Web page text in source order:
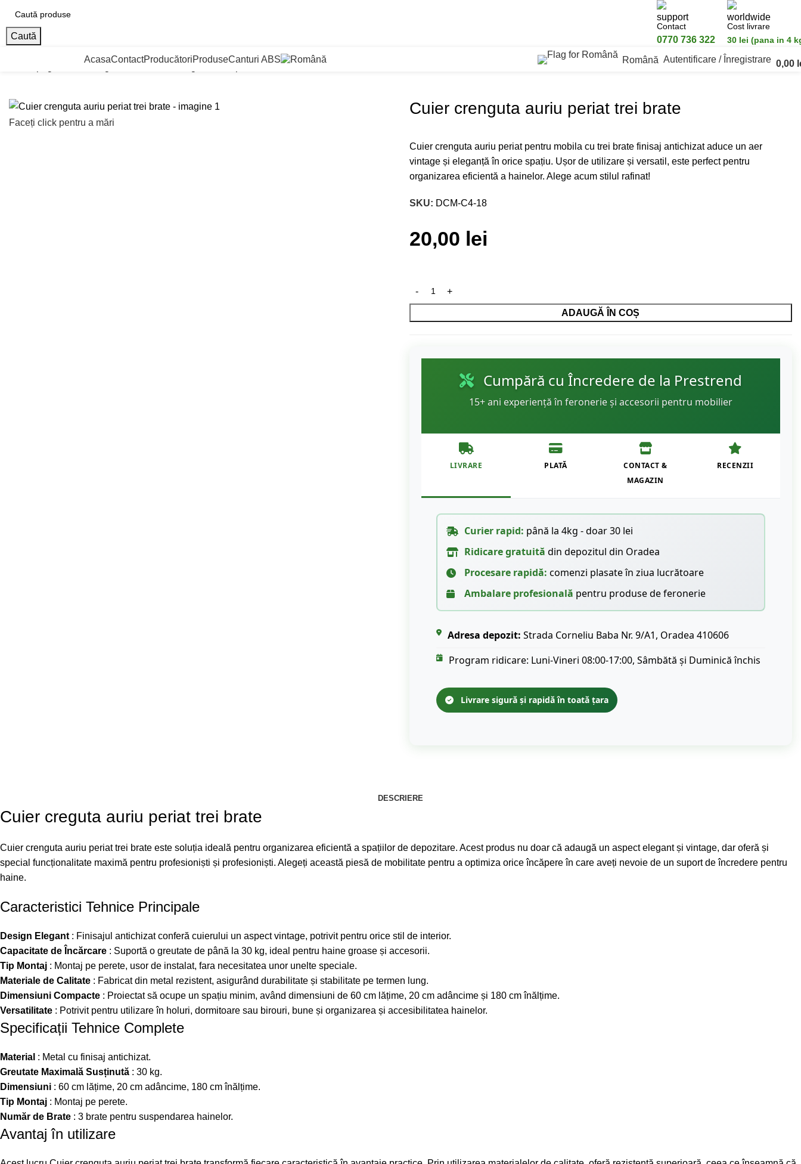
Caută
Contact
0770 736 322
Cost livrare
30 lei (pana in 4
AcasaContactProducătoriProduseCanturi ABS Română Autentificare / Înregistrare 0,00
Faceți click pentru a mări
Cuier crenguta auriu periat trei brate
Cuier crenguta auriu periat pentru mobila cu trei brate finisaj antichizat aduce un aer
vintage și eleganță în orice spațiu. Ușor de utilizare și versatil, este perfect pentru
organizarea eficientă a hainelor. Alege acum stilul rafinat!
SKU: DCM-C4-18
20,00 lei
ADAUGĂ ÎN COȘ
Cumpără cu Încredere de la Prestrend
15+ ani experiență în feronerie și accesorii pentru mobilier
LIVRARE PLATĂ
CONTACT &
MAGAZIN
RECENZII
Curier rapid: până la 4kg - doar 30 lei
Ridicare gratuită din depozitul din Oradea
Procesare rapidă: comenzi plasate în ziua lucrătoare
Ambalare profesională pentru produse de feronerie
Adresa depozit: Strada Corneliu Baba Nr. 9/A1, Oradea 410606
Program ridicare: Luni-Vineri 08:00-17:00, Sâmbătă și Duminică închis
Livrare sigură și rapidă în toată țara
DESCRIERE
Cuier creguta auriu periat trei brate
Cuier crenguta auriu periat trei brate este soluția ideală pentru organizarea eficientă a spațiilor de depozitare. Acest produs nu doar că adaugă un aspect elegant și vintage, dar oferă și
special funcționalitate maximă pentru profesioniști și profesioniști. Alegeți această piesă de mobilitate pentru a optimiza orice încăpere în care aveți nevoie de un suport de încredere pentru
haine.
Caracteristici Tehnice Principale
Design Elegant : Finisajul antichizat conferă cuierului un aspect vintage, potrivit pentru orice stil de interior.
Capacitate de Încărcare : Suportă o greutate de până la 30 kg, ideal pentru haine groase și accesorii.
Tip Montaj : Montaj pe perete, usor de instalat, fara necesitatea unor unelte speciale.
Materiale de Calitate : Fabricat din metal rezistent, asigurând durabilitate și stabilitate pe termen lung.
Dimensiuni Compacte : Proiectat să ocupe un spațiu minim, având dimensiuni de 60 cm lățime, 20 cm adâncime și 180 cm înălțime.
Versatilitate : Potrivit pentru utilizare în holuri, dormitoare sau birouri, bune și organizarea și accesibilitatea hainelor.
Specificații Tehnice Complete
Material : Metal cu finisaj antichizat.
Greutate Maximală Susținută : 30 kg.
Dimensiuni : 60 cm lățime, 20 cm adâncime, 180 cm înălțime.
Tip Montaj : Montaj pe perete.
Număr de Brate : 3 brate pentru suspendarea hainelor.
Avantaj în utilizare